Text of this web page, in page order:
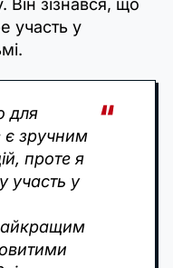
Він зізнався, що
участь у
для
є зручним
проте я
участь у